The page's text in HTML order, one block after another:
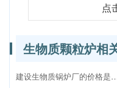
点
生物质颗粒炉相
建设生物质锅炉